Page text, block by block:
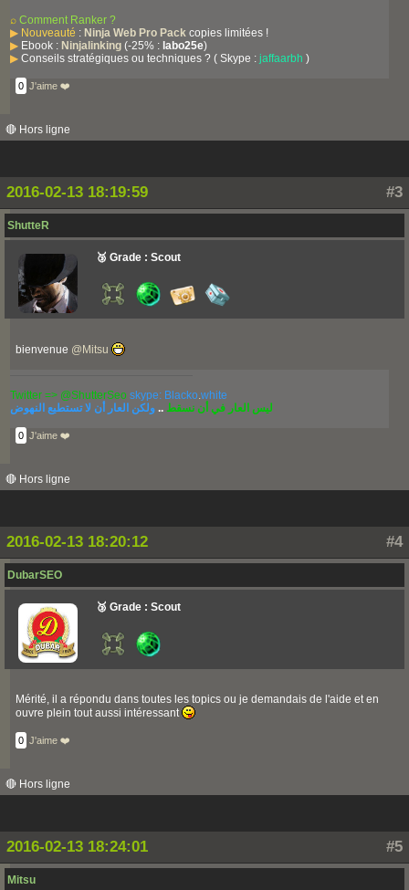
⌕ Comment Ranker ?
▶ Nouveauté : Ninja Web Pro Pack copies limitées !
▶ Ebook : Ninjalinking (-25% : labo25e)
▶ Conseils stratégiques ou techniques ? ( Skype : jaffaarbh )
0 J'aime ❤️
🔴 Hors ligne
#3
2016-02-13 18:19:59
ShutteR
🥉 Grade : Scout
bienvenue @ Mitsu
Twitter => @ShutterSeo skype: Blacko.white
ليس العار في أن نسقط .. ولكن العار أن لا تستطيع النهوض
0 J'aime ❤️
🔴 Hors ligne
#4
2016-02-13 18:20:12
DubarSEO
🥉 Grade : Scout
Mérité, il a répondu dans toutes les topics ou je demandais de l'aide et en
ouvre plein tout aussi intéressant
0 J'aime ❤️
🔴 Hors ligne
#5
2016-02-13 18:24:01
Mitsu